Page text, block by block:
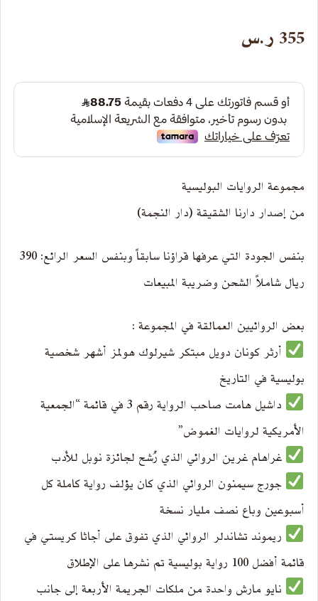
355 ر.س
مجموعة الروايات البوليسية
من إصدار دارنا الشقيقة (دار النجمة)
بنفس الجودة التي عرفها قراؤنا سابقاً وبنفس السعر الرائع: 390
ريال شاملاً الشحن وضريبة المبيعات
بعض الروائيين العمالقة في المجموعة :
أرثر كونان دويل مبتكر شيرلوك هولمز أشهر شخصية
بوليسية في التاريخ
داشيل هامت صاحب الرواية رقم 3 في قائمة “الجمعية
الأمريكية لروايات الغموض”
غراهام غرين الروائي الذي رُشح لجائزة نوبل للأدب
جورج سيمنون الروائي الذي كان يؤلف رواية كاملة كل
أسبوعين وباع نصف مليار نسخة
ريموند تشاندلر الروائي الذي تفوق على أجاثا كريستي في
قائمة أفضل 100 رواية بوليسية تم نشرها على الإطلاق
نايو مارش واحدة من ملكات الجريمة الأربعة إلى جانب